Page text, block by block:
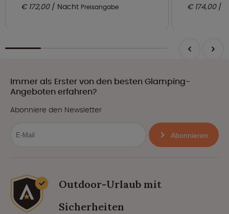
€ 172,00 Nacht Preisangabe € 174,00
Immer als Erster von den besten Glamping-
Angeboten erfahren?
Abonniere den Newsletter
Abonnieren
Outdoor-Urlaub mit
Sicherheiten